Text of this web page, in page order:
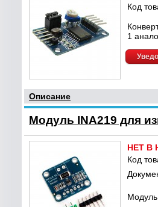
Код
1
Описание
Модуль INA219 для
НЕТ В
Код